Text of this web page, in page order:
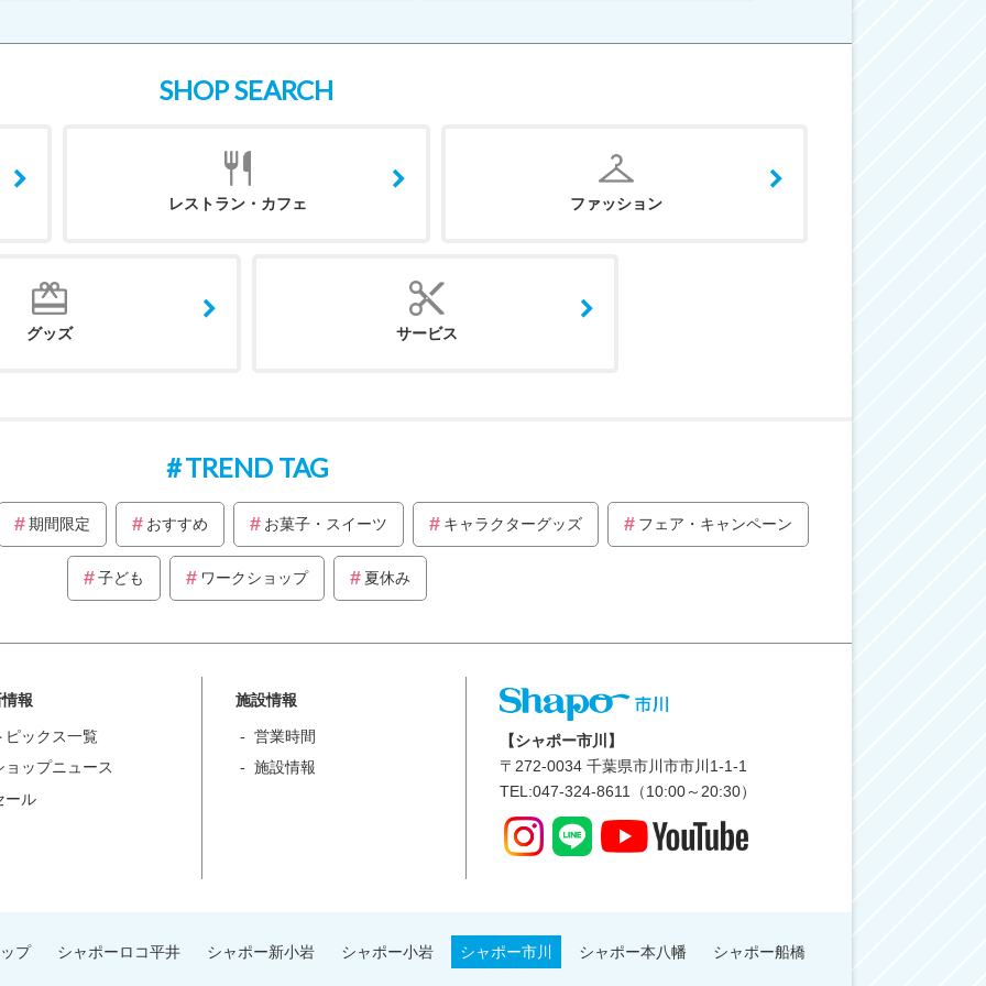
SHOP SEARCH
レストラン・カフェ ファッション
グッズ サービス
TREND TAG
期間限定 おすすめ お菓子・スイーツ キャラクターグッズ フェア・キャンペーン
子ども ワークショップ 夏休み
報
ピックス一覧
ョップニュース
ール
施設情報
営業時間
施設情報
【シャポー市川】
〒 272-0034 千葉県市川市市川1-1-1
TEL:047-324-8611（10:00～20:30）
プ シャポーロコ平井 シャポー新小岩 シャポー小岩 シャポー市川 シャポー本八幡 シャポー船橋